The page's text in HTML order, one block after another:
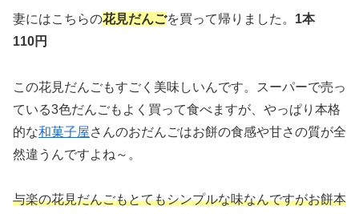
妻にはこちらの花見だんごを買って帰りました。 1本
110円
この花見だんごもすごく美味しいんです。スーパーで売っ
ている3色だんごもよく買って食べますが、やっぱり本格
的な和菓子屋さんのおだんごはお餅の食感や甘さの質が全
然違うんですよね～。
与楽の花見だんごもとてもシンプルな味なんですがお餅本